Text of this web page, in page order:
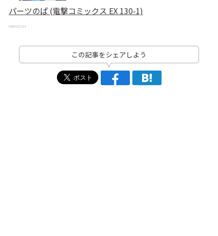
パーツのぱ (電撃コミックス EX 130-1)
この記事をシェアしよう